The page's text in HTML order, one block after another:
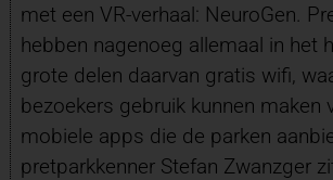
met een VR-verhaal: NeuroGen.
hebben nagenoeg allemaal in het
grote delen daarvan gratis wifi,
bezoekers gebruik kunnen maken
mobiele apps die de parken
pretparkkenner Stefan Zwanzger